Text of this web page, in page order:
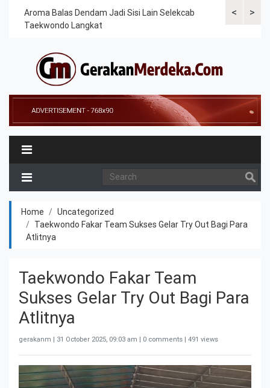
<
Aroma Balas Dendam Jadi Sisi Lain Selekcab
Taekwondo Langkat
>
Home
Uncategorized
Taekwondo Fakar Team Sukses Gelar Try Out Bagi Para
Atlitnya
Taekwondo Fakar Team
Sukses Gelar Try Out Bagi Para
Atlitnya
gerakanm | 31 October 2025, 09:03 am | 0 comments | 491 views